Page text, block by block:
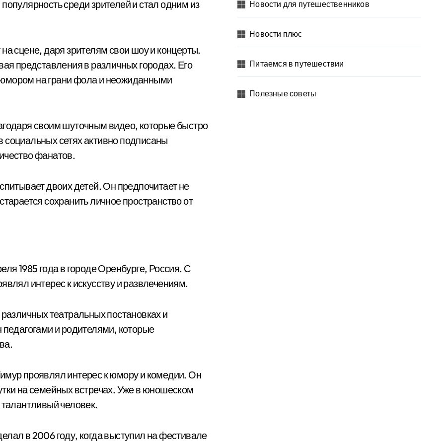
среди зрителей и стал одним из
сцене, даря зрителям свои шоу и концерты.
представления в различных городах. Его
на грани фола и неожиданными
своим шуточным видео, которые быстро
сетях активно подписаны
фанатов.
двоих детей. Он предпочитает не
сохранить личное пространство от
1985 года в городе Оренбурге, Россия. С
интерес к искусству и развлечениям.
театральных постановках и
и родителями, которые
проявлял интерес к юмору и комедии. Он
на семейных встречах. Уже в юношеском
человек.
в 2006 году, когда выступил на фестивале
Новости для путешественников
Новости плюс
Питаемся в путешествии
Полезные советы